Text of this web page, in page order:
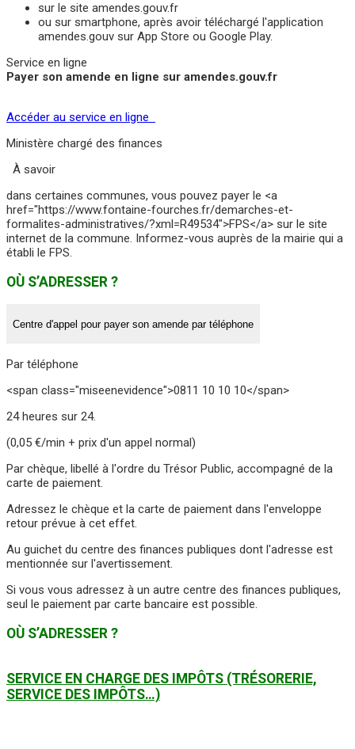
sur le site amendes.gouv.fr
ou sur smartphone, après avoir téléchargé l'application
amendes.gouv sur App Store ou Google Play.
Service en ligne
Payer son amende en ligne sur amendes.gouv.fr
Accéder au service en ligne
Ministère chargé des finances
À savoir
dans certaines communes, vous pouvez payer le <a
href="https://www.fontaine-fourches.fr/demarches-et-
formalites-administratives/?xml=R49534">FPS</a> sur le site
internet de la commune. Informez-vous auprès de la mairie qui a
établi le FPS.
OÙ S’ADRESSER ?
Centre d'appel pour payer son amende par téléphone
Par téléphone
<span class="miseenevidence">0811 10 10 10</span>
24 heures sur 24.
(0,05 €/min + prix d'un appel normal)
Par chèque, libellé à l'ordre du Trésor Public, accompagné de la
carte de paiement.
Adressez le chèque et la carte de paiement dans l'enveloppe
retour prévue à cet effet.
Au guichet du centre des finances publiques dont l'adresse est
mentionnée sur l'avertissement.
Si vous vous adressez à un autre centre des finances publiques,
seul le paiement par carte bancaire est possible.
OÙ S’ADRESSER ?
SERVICE EN CHARGE DES IMPÔTS (TRÉSORERIE,
SERVICE DES IMPÔTS…)